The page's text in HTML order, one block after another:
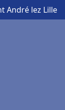
André lez Lille